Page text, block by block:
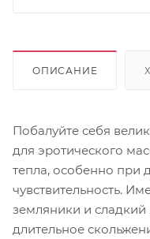
ОПИСАНИЕ
Побалуйте себя
для эротического
тепла, особенно при
чувствительность.
земляники и
длительное